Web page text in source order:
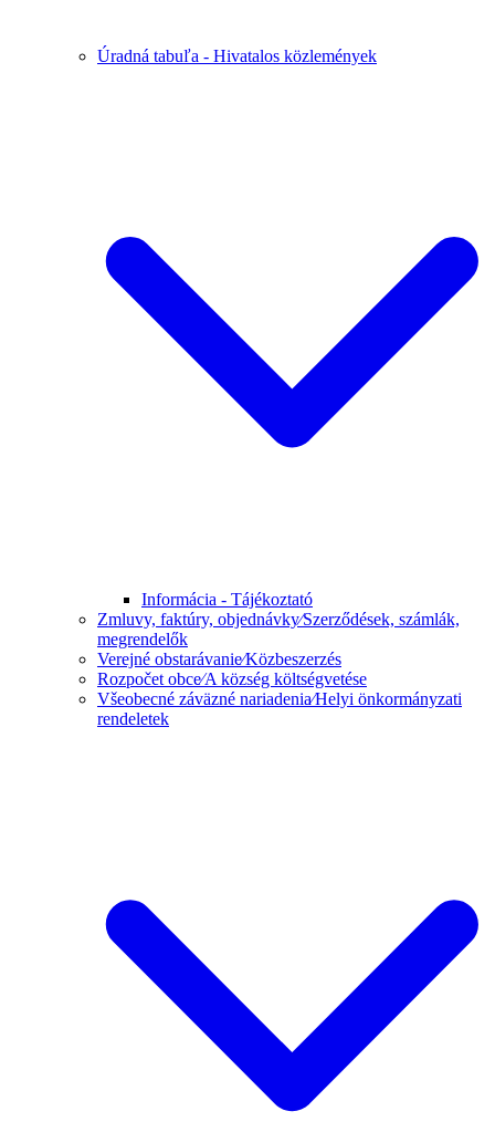
Úradná tabuľa - Hivatalos közlemények
Informácia - Tájékoztató
Zmluvy, faktúry, objednávky⁄Szerződések, számlák,
megrendelők
Verejné obstarávanie⁄Közbeszerzés
Rozpočet obce⁄A község költségvetése
Všeobecné záväzné nariadenia⁄Helyi önkormányzati
rendeletek